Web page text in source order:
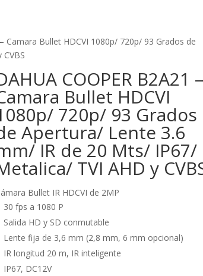
Camara Bullet HDCVI 1080p/ 720p/ 93 Grados de
COOPER B2A21 –
Bullet HDCVI
720p/ 93 Grados
Apertura/ Lente 3.6
IR de 20 Mts/ IP67/
TVI AHD y
Bullet IR HDCVI de 2MP
30 fps a 1080 P
Salida HD y SD conmutable
Lente fija de 3,6 mm (2,8 mm, 6 mm opcional)
IR longitud 20 m, IR inteligente
IP67, DC12V